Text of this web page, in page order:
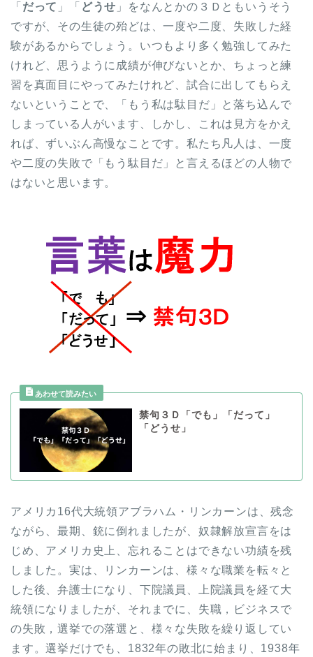
「 だって 」「 どうせ 」をなんとかの３Ｄともいうそう
ですが、その生徒の殆どは、一度や二度、失敗した経
験があるからでしょう。いつもより多く勉強してみた
けれど、思うように成績が伸びないとか、ちょっと練
習を真面目にやってみたけれど、試合に出してもらえ
ないということで、「もう私は駄目だ」と落ち込んで
しまっている人がいます、しかし、これは見方をかえ
れば、ずいぶん高慢なことです。私たち凡人は、一度
や二度の失敗で「もう駄目だ」と言えるほどの人物で
はないと思います。
禁句３Ｄ「でも」「だって」
「どうせ」
アメリカ16代大統領アブラハム・リンカーンは、残念
ながら、最期、銃に倒れましたが、奴隷解放宣言をは
じめ、アメリカ史上、忘れることはできない功績を残
しました。実は、リンカーンは、様々な職業を転々と
した後、弁護士になり、下院議員、上院議員を経て大
統領になりましたが、それまでに、失職，ビジネスで
の失敗，選挙での落選と、様々な失敗を繰り返してい
ます。選挙だけでも、1832年の敗北に始まり、1938年